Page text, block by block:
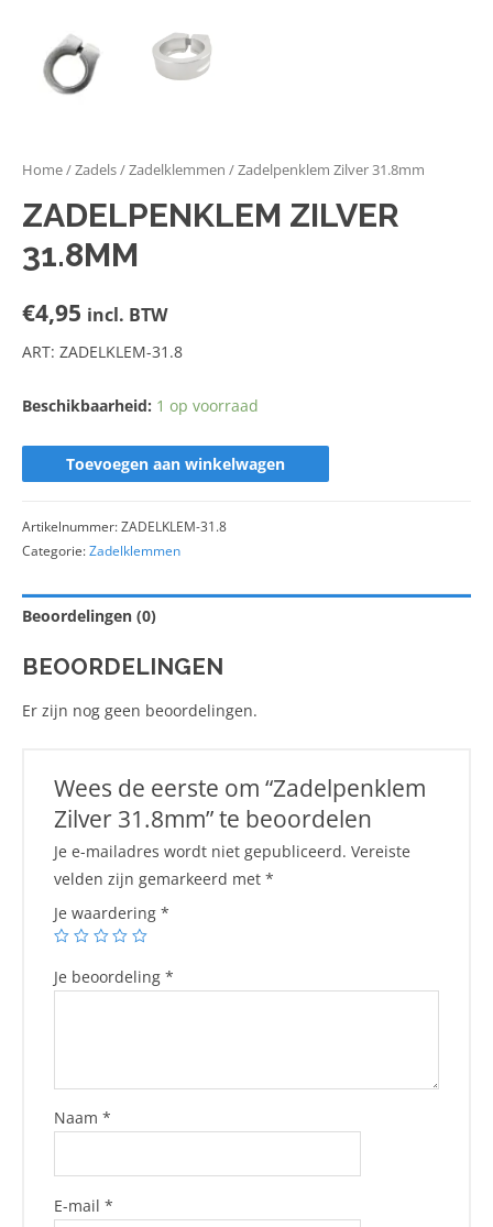
Home/Zadels/Zadelklemmen / Zadelpenklem Zilver 31.8mm
ZADELPENKLEM ZILVER
31.8MM
€4,95 incl. BTW
ART: ZADELKLEM-31.8
Beschikbaarheid: 1 op voorraad
Toevoegen aan winkelwagen
Artikelnummer:ZADELKLEM-31.8
Categorie:Zadelklemmen
Beoordelingen (0)
BEOORDELINGEN
Er zijn nog geen beoordelingen.
Wees de eerste om “Zadelpenklem
Zilver 31.8mm” te beoordelen
Je e-mailadres wordt niet gepubliceerd. Vereiste
velden zijn gemarkeerd met*
Je waardering*
Je beoordeling*
Naam*
E-mail*